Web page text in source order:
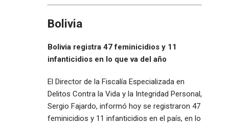
Bolivia
Bolivia registra 47 feminicidios y 11
infanticidios en lo que va del año
El Director de la Fiscalía Especializada en
Delitos Contra la Vida y la Integridad Personal,
Sergio Fajardo, informó hoy se registraron 47
feminicidios y 11 infanticidios en el país, en lo